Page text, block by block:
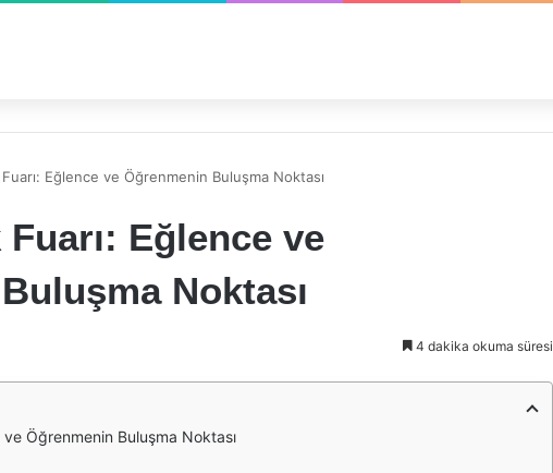
Eğlence ve Öğrenmenin Buluşma Noktası
Eğlence ve
Noktası
4 dakika okuma süresi
Öğrenmenin Buluşma Noktası